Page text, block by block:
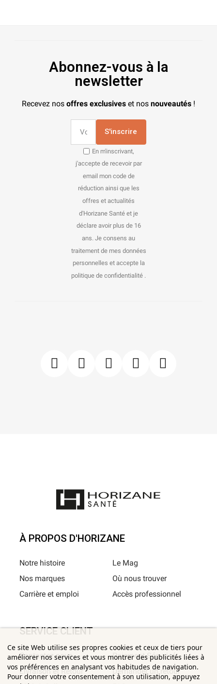
Abonnez-vous à la
newsletter
Recevez nos offres exclusives et nos nouveautés !
S'inscrire
En m'inscrivant,
j'accepte de recevoir par
email mon code de
réduction ainsi que les
offres et actualités
d'Horizane Santé et je
déclare avoir plus de 16
ans. Je consens au
traitement de mes données
personnelles et accepte la
politique de confidentialité .
Ce site Web utilise ses propres cookies et ceux de tiers pour
améliorer nos services et vous montrer des publicités liées à
vos préférences en analysant vos habitudes de navigation.
Pour donner votre consentement à son utilisation, appuyez
À PROPOS D'HORIZANE
Notre histoire
Nos marques
Carrière et emploi
Le Mag
Où nous trouver
Accès professionnel
SERVICE CLIENT
Contactez-nous
Livraison et Retour
Paiement Sécurisé
Demander un retour